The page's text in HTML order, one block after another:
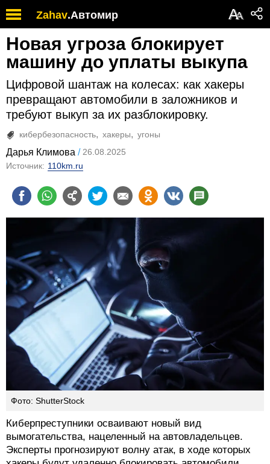
Zahav.Автомир АА
Новая угроза блокирует
машину до уплаты выкупа
Цифровой шантаж на колесах: как хакеры
превращают автомобили в заложников и
требуют выкуп за их разблокировку.
кибербезопасность хакеры угоны
Дарья Климова
26.08.2025
Источник: 110km.ru
Фото: ShutterStock
Киберпреступники осваивают новый вид
вымогательства, нацеленный на автовладельцев.
Эксперты прогнозируют волну атак, в ходе которых